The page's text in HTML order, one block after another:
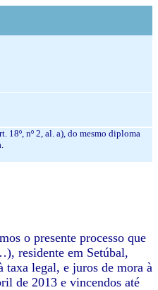
18º, nº 2, al. a), do mesmo diploma
o presente processo que
residente em Setúbal,
taxa legal, e juros de mora à
de 2013 e vincendos até